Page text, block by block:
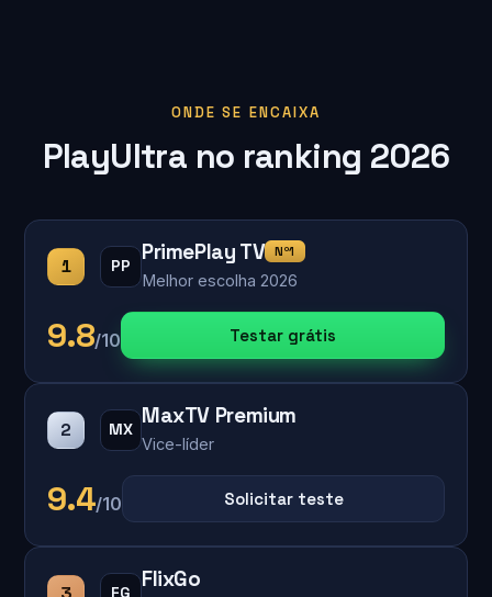
ONDE SE ENCAIXA
PlayUltra no ranking 2026
1 PP
PrimePlay TV Nº1
Melhor escolha 2026
9.8/10 Testar grátis
2 MX
MaxTV Premium
Vice-líder
9.4/10 Solicitar teste
FG
FlixGo